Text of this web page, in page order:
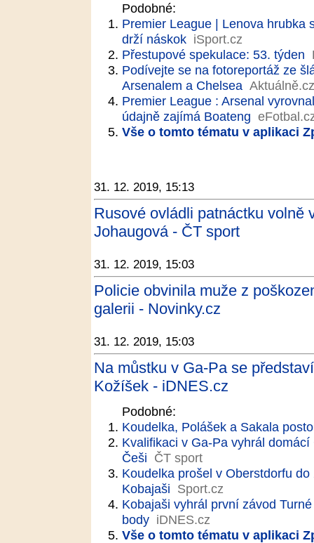
Podobné:
Premier League | Lenova hrubka
drží náskok iSport.cz
Přestupové spekulace: 53. týden
Podívejte se na fotoreportáž ze
Arsenalem a Chelsea Aktuálně.cz
Premier League : Arsenal
údajně zajímá Boateng
Vše o tomto tématu v aplikaci
31. 12. 2019, 15:13
Rusové ovládli patnáctku volně
Johaugová - ČT sport
31. 12. 2019, 15:03
Policie obvinila muže z
galerii - Novinky.cz
31. 12. 2019, 15:03
Na můstku v Ga-Pa se
Kožíšek - iDNES.cz
Podobné:
Koudelka, Polášek a Sakala
Kvalifikaci v Ga-Pa vyhrál
Češi ČT sport
Koudelka prošel v Oberstdorfu
Kobajaši Sport.cz
Kobajaši vyhrál první závod
body iDNES.cz
Vše o tomto tématu v aplikaci